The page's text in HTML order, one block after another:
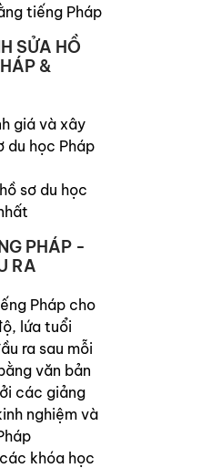
tiếng Pháp
SỬA HỒ
&
giá và xây
du học Pháp
sơ du học
PHÁP -
RA
Pháp cho
lứa tuổi
ra sau mỗi
văn bản
các giảng
nghiệm và
khóa học